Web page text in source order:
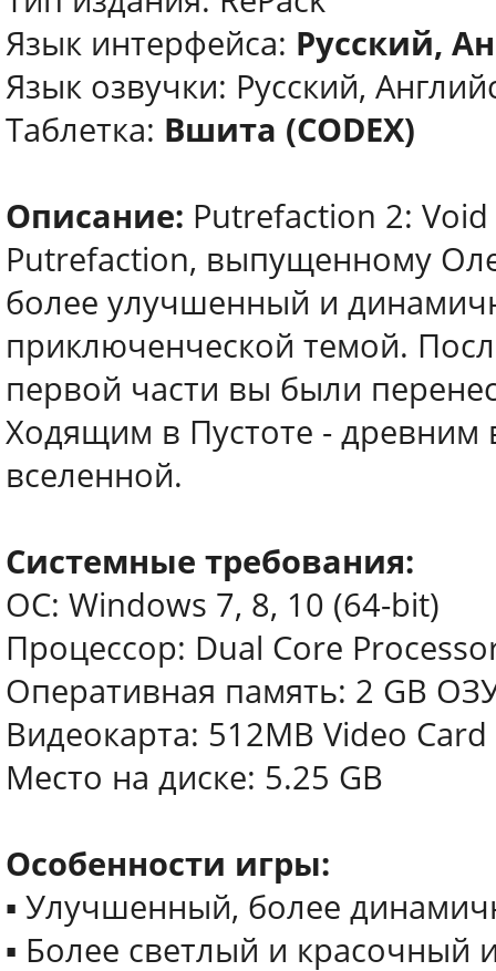
Язык интерфейса: Русский,
Язык озвучки: Русский,
Таблетка: Вшита (CODEX)
Описание: Putrefaction 2:
Putrefaction, выпущенному
более улучшенный и
приключенческой темой.
первой части вы были
Ходящим в Пустоте -
вселенной.
Cистемные требования:
ОС: Windows 7, 8, 10 (64-bit)
Процессор: Dual Core
Оперативная память: 2 GB
Видеокарта: 512MB Video
Место на диске: 5.25 GB
Особенности игры:
▪ Улучшенный, более
▪ Более светлый и красочный